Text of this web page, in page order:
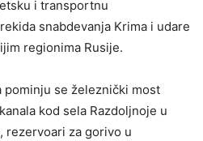
i transportnu
snabdevanja Krima i udare
regionima Rusije.
pominju se železnički most
kod sela Razdoljnoje u
rezervoari za gorivo u